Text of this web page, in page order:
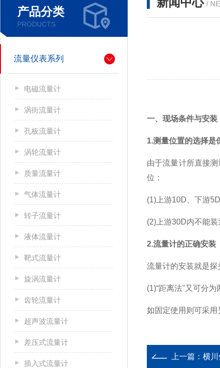
产品分类
PRODUCTS
流量仪表系列
电磁流量计
涡街流量计
孔板流量计
涡轮流量计
质量流量计
气体流量计
转子流量计
液体流量计
靶式流量计
旋涡流量计
齿轮流量计
超声波流量计
差压式流量计
插入式流量计
/
一、现场条件与安装
1.测量位置的选择是
由于流量计所直接
位：
(1)上游10D、下游
(2)上游30D内不能
2.流量计的正确安装
流量计的安装就是探
(1)“距离法"又可分
如固定使用则可采
上一篇： 横